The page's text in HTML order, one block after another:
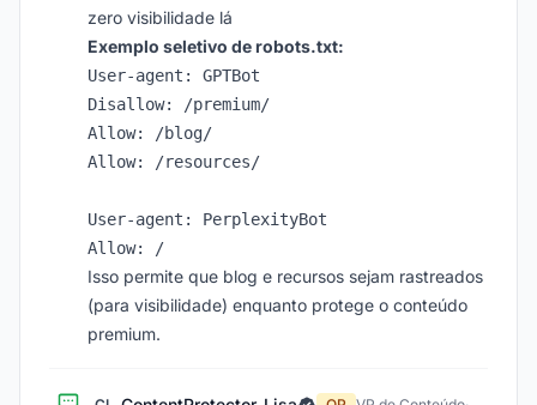
zero visibilidade lá
Exemplo seletivo de robots.txt:
User-agent: GPTBot
Disallow: /premium/
Allow: /blog/
Allow: /resources/
User-agent: PerplexityBot
Isso permite que blog e recursos sejam rastreados
(para visibilidade) enquanto protege o conteúdo
premium.